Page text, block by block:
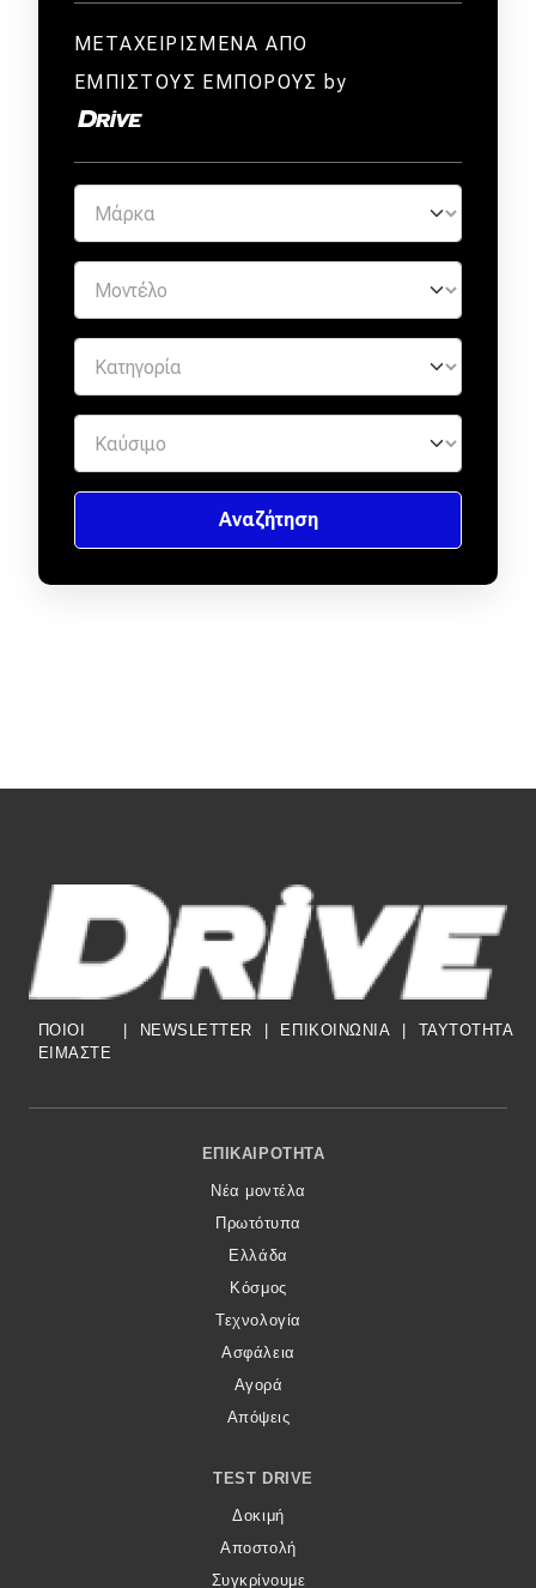
ΜΕΤΑΧΕΙΡΙΣΜΕΝΑ ΑΠΟ
ΕΜΠΙΣΤΟΥΣ ΕΜΠΟΡΟΥΣ by
ΠΟΙΟΙ
ΕΙΜΑΣΤΕ
| NEWSLETTER | ΕΠΙΚΟΙΝΩΝΙΑ | TAYTOTHTA
Footer Menu
ΕΠΙΚΑΙΡΌΤΗΤΑ
Νέα μοντέλα
Πρωτότυπα
Ελλάδα
Κόσμος
Τεχνολογία
Ασφάλεια
Αγορά
Απόψεις
TEST DRIVE
Δοκιμή
Αποστολή
Συγκρίνουμε